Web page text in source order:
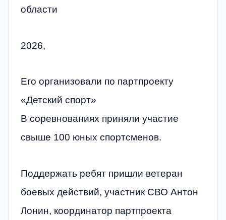
области
2026,
Его организовали по партпроекту
«Детский спорт»
В соревнованиях приняли участие
свыше 100 юных спортсменов.
Поддержать ребят пришли ветеран
боевых действий, участник СВО Антон
Лонин, координатор партпроекта